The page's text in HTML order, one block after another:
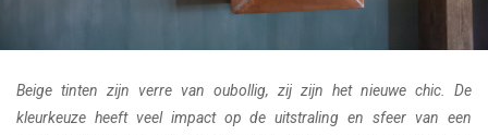
Beige tinten zijn verre van oubollig, zij zijn het nieuwe chic. De
kleurkeuze heeft veel impact op de uitstraling en sfeer van een